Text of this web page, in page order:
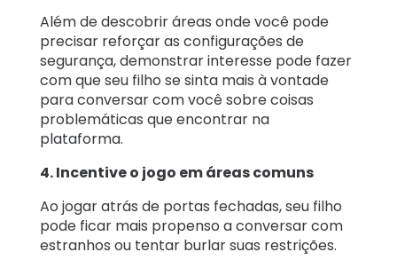
Além de descobrir áreas onde você pode
precisar reforçar as configurações de
segurança, demonstrar interesse pode fazer
com que seu filho se sinta mais à vontade
para conversar com você sobre coisas
problemáticas que encontrar na
plataforma.
4. Incentive o jogo em áreas comuns
Ao jogar atrás de portas fechadas, seu filho
pode ficar mais propenso a conversar com
estranhos ou tentar burlar suas restrições.